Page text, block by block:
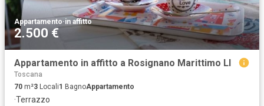
Appartamento·in affitto
2.500 €
Appartamento in affitto a Rosignano Marittimo LI
Toscana
70 m²3 Locali1 BagnoAppartamento
·Terrazzo